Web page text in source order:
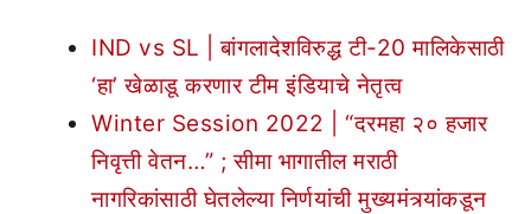
IND vs SL | बांगलादेशविरुद्ध टी-20 मालिकेसाठी
‘हा’ खेळाडू करणार टीम इंडियाचे नेतृत्व
Winter Session 2022 | “दरमहा २० हजार
निवृत्ती वेतन…” ; सीमा भागातील मराठी
नागरिकांसाठी घेतलेल्या निर्णयांची मुख्यमंत्र्यांकडून